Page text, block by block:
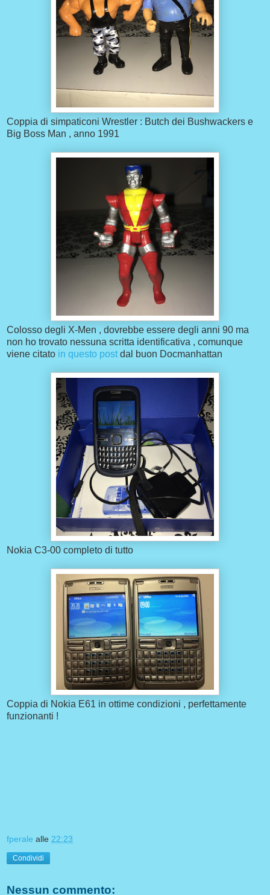
Coppia di simpaticoni Wrestler : Butch dei Bushwackers e
Big Boss Man , anno 1991
Colosso degli X-Men , dovrebbe essere degli anni 90 ma
non ho trovato nessuna scritta identificativa , comunque
viene citato in questo postdal buon Docmanhattan
Nokia C3-00 completo di tutto
Coppia di Nokia E61 in ottime condizioni , perfettamente
funzionanti !
fperale alle 22:23
Condividi
Nessun commento: